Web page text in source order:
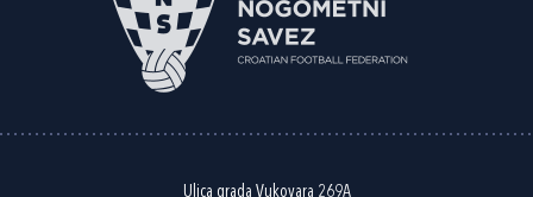
Ulica grada Vukovara 269A